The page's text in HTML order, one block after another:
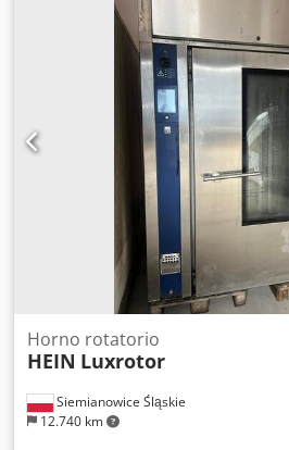
máxima: 12,75 bar Cedjxk U Arepfx
Caudal: 4,95 m³/min Flujo de aire:
m³/min Potencia del motor: 40 CV
8600 rpm Peso: 702 kg
3 fases Diseño: Sin aceite Clase
Control: Elektronikon Graphic
Procedencia: Fabricado en Bélgica
responsabilidad por la exactitud,
de la información facilitada.
Siemianowice Śląskie
12.740 km
Horno rotatorio
HEIN Luxrotor